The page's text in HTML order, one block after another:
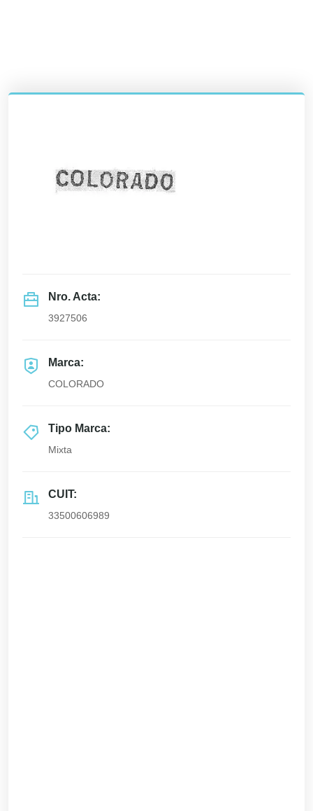
Nro. Acta:
3927506
Marca:
COLORADO
Tipo Marca:
Mixta
CUIT:
33500606989